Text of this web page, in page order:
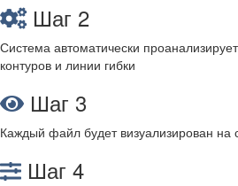
Шаг 2
Система автоматически
контуров и линии гибки
Шаг 3
Каждый файл будет визуализирован на
Шаг 4